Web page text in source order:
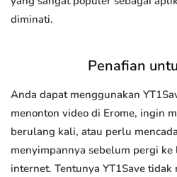
diminati.
Penafian
Anda dapat menggunakan
menonton video di Erome, ingin
berulang kali, atau perlu
menyimpannya sebelum pergi
internet. Tentunya YT1Save